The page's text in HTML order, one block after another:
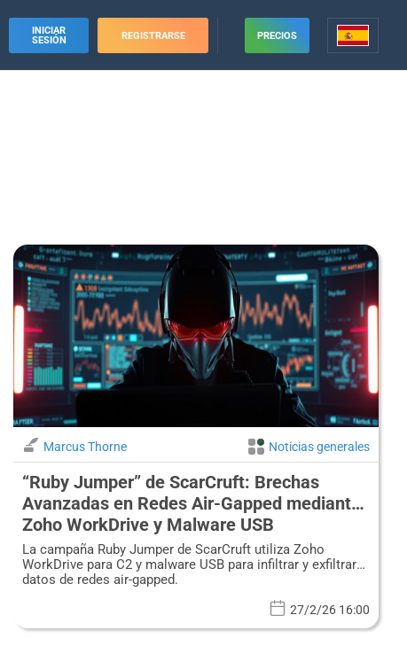
INICIAR
SESIÓN
REGISTRARSE PRECIOS
Marcus Thorne Noticias generales
“Ruby Jumper” de ScarCruft: Brechas
Avanzadas en Redes Air-Gapped mediante
Zoho WorkDrive y Malware USB
La campaña Ruby Jumper de ScarCruft utiliza Zoho
WorkDrive para C2 y malware USB para infiltrar y exfiltrar
datos de redes air-gapped.
27/2/26 16:00